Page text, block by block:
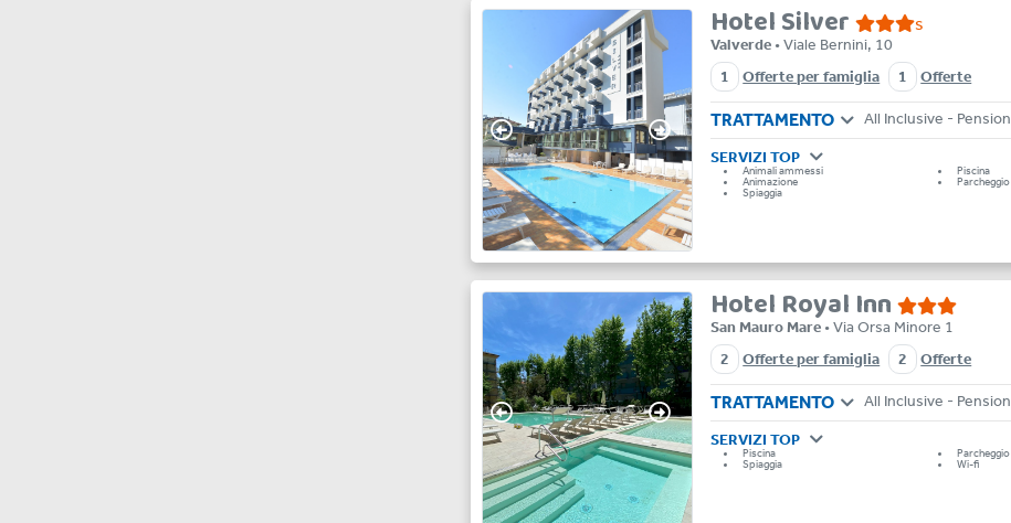
Hotel Silver s
Valverde • Viale Bernini, 10
1
Offerte per famiglia 1 Offerte
TRATTAMENTO
SERVIZI TOP
Animali ammessi Piscina
Animazione Parcheggio
Spiaggia
Hotel Royal Inn
San Mauro Mare • Via Orsa Minore 1
2
Offerte per famiglia 2 Offerte
TRATTAMENTO
SERVIZI TOP
Piscina Parcheggio
Spiaggia Wi-fi